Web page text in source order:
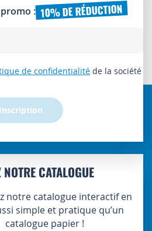
: 10% DE RÉDUCTION
de confidentialité de la société
Inscription
NOTRE CATALOGUE
notre catalogue interactif en
simple et pratique qu’un
catalogue papier !